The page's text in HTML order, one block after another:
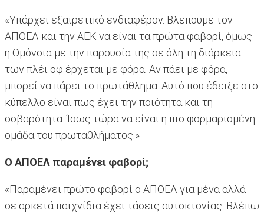
«Υπάρχει εξαιρετικό ενδιαφέρον. Βλεπουμε τον
ΑΠΟΕΛ και την ΑΕΚ να είναι τα πρώτα φαβορί, όμως
η Ομόνοια με την παρουσία της σε όλη τη διάρκεια
των πλέι οφ έρχεται με φόρα. Αν πάει με φόρα,
μπορεί να πάρει το πρωτάθλημα. Αυτό που έδειξε στο
κύπελλο είναι πως έχει την ποιότητα και τη
σοβαρότητα. Ίσως τώρα να είναι η πιο φορμαρισμένη
ομάδα του πρωταθλήματος.»
Ο ΑΠΟΕΛ παραμένει φαβορί;
«Παραμένει πρώτο φαβορί ο ΑΠΟΕΛ για μένα αλλά
σε αρκετά παιχνίδια έχει τάσεις αυτοκτονίας. Βλέπω